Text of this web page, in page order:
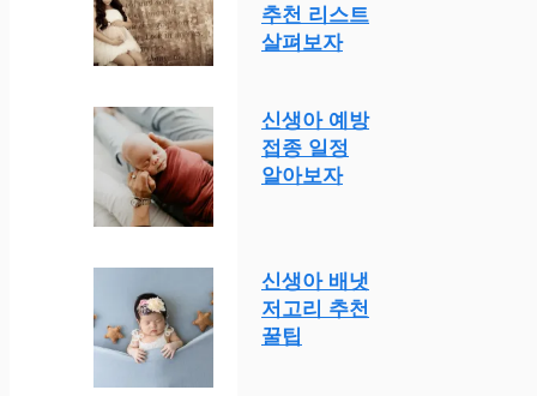
추천 리스트
살펴보자
신생아 예방
접종 일정
알아보자
신생아 배냇
저고리 추천
꿀팁